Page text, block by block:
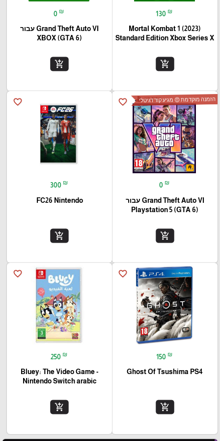
130 ₪
Mortal Kombat 1 (2023)
Standard Edition Xbox Series X
add_shopping_cart
0 ₪
Grand Theft Auto VI עבור
(XBOX (GTA 6
add_shopping_cart
favorite_border הזמנה מוקדמת 😍 מגיע קוד דגיטלי
0 ₪
Grand Theft Auto VI עבור
(Playstation 5 (GTA 6
add_shopping_cart
favorite_border
300 ₪
FC26 Nintendo
add_shopping_cart
favorite_border
150 ₪
Ghost Of Tsushima PS4
add_shopping_cart
favorite_border
250 ₪
Bluey: The Video Game -
Nintendo Switch arabic
add_shopping_cart